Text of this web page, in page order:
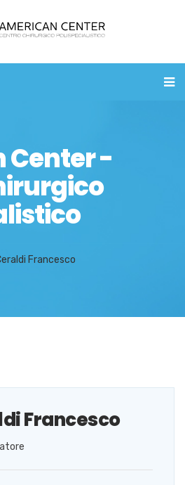
Center -
Francesco
Francesco